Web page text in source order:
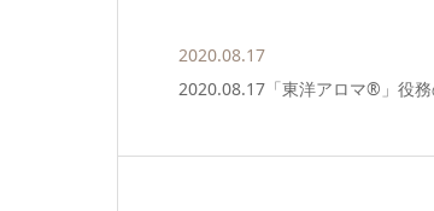
2020.08.17
2020.08.17「東洋アロマ®」役務